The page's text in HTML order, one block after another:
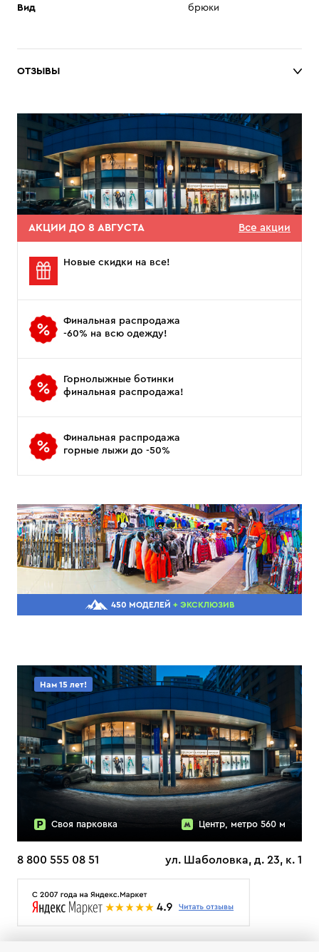
Вид брюки
ОТЗЫВЫ
АКЦИИ ДО 8 АВГУСТА Все акции
Новые скидки на все!
Финальная распродажа
-60% на всю одежду!
Горнолыжные ботинки
финальная распродажа!
Финальная распродажа
горные лыжи до -50%
450 МОДЕЛЕЙ + ЭКСКЛЮЗИВ
Нам 15 лет!
Своя парковка Центр, метро 560 м
8 800 555 08 51 ул. Шаболовка, д. 23, к. 1